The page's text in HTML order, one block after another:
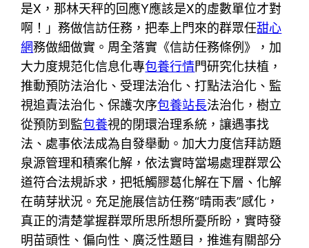
是X，那林天秤的回應Y應該是X的虛數單位才對
啊！」務做信訪任務，把奉上門來的群眾任甜心
網務做細做實。周全落實《信訪任務條例》，加
大力度規范化信息化專包養行情門研究化扶植，
推動預防法治化、受理法治化、打點法治化、監
視追責法治化、保護次序包養站長法治化，樹立
從預防到監包養視的閉環治理系統，讓遇事找
法、處事依法成為自發舉動。加大力度信拜訪題
泉源管理和積案化解，依法實時當場處理群眾公
道符合法規訴求，把牴觸膠葛化解在下層、化解
在萌芽狀況。充足施展信訪任務“晴雨表”感化，
真正的清楚掌握群眾所思所想所憂所盼，實時發
明苗頭性、偏向性、廣泛性題目，推進有關部分